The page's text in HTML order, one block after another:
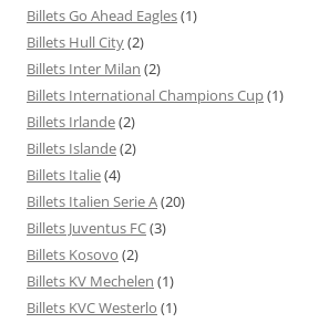
Billets Go Ahead Eagles(1)
Billets Hull City(2)
Billets Inter Milan (2)
Billets International Champions Cup(1)
Billets Irlande(2)
Billets Islande(2)
Billets Italie(4)
Billets Italien Serie A(20)
Billets Juventus FC(3)
Billets Kosovo (2)
Billets KV Mechelen (1)
Billets KVC Westerlo (1)